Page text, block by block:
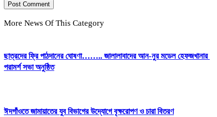
More News Of This Category
ছাত্রদের ফ্রি পাঠদানের ঘোষণা…….. জালালাবাদের আন-নুর মডেল হেফজখানার
পরামর্শ সভা অনুষ্ঠিত
ঈদগাঁওতে জামায়াতের যুব বিভাগের উদ্যোগে বৃক্ষরোপণ ও চারা বিতরণ